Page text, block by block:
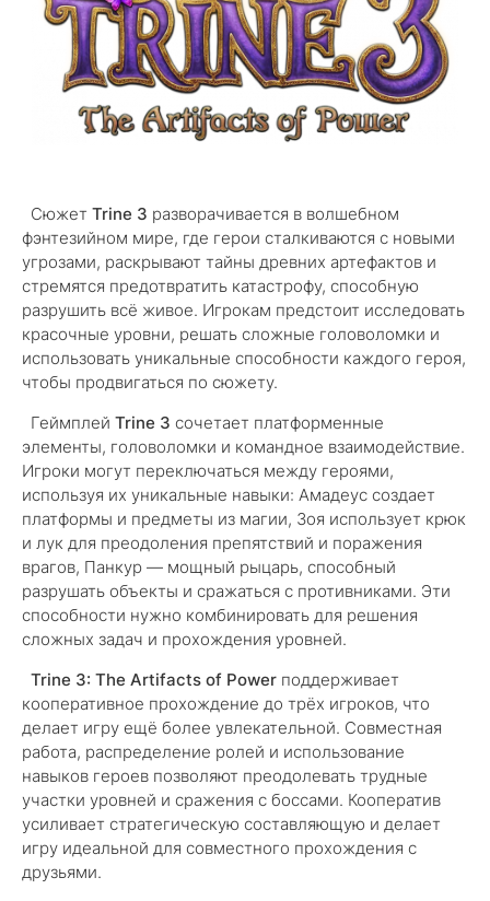
Сюжет Trine 3 разворачивается в волшебном
фэнтезийном мире, где герои сталкиваются с новыми
угрозами, раскрывают тайны древних артефактов и
стремятся предотвратить катастрофу, способную
разрушить всё живое. Игрокам предстоит исследовать
красочные уровни, решать сложные головоломки и
использовать уникальные способности каждого героя,
чтобы продвигаться по сюжету.
Геймплей Trine 3 сочетает платформенные
элементы, головоломки и командное взаимодействие.
Игроки могут переключаться между героями,
используя их уникальные навыки: Амадеус создает
платформы и предметы из магии, Зоя использует крюк
и лук для преодоления препятствий и поражения
врагов, Панкур — мощный рыцарь, способный
разрушать объекты и сражаться с противниками. Эти
способности нужно комбинировать для решения
сложных задач и прохождения уровней.
Trine 3: The Artifacts of Power поддерживает
кооперативное прохождение до трёх игроков, что
делает игру ещё более увлекательной. Совместная
работа, распределение ролей и использование
навыков героев позволяют преодолевать трудные
участки уровней и сражения с боссами. Кооператив
усиливает стратегическую составляющую и делает
игру идеальной для совместного прохождения с
друзьями.